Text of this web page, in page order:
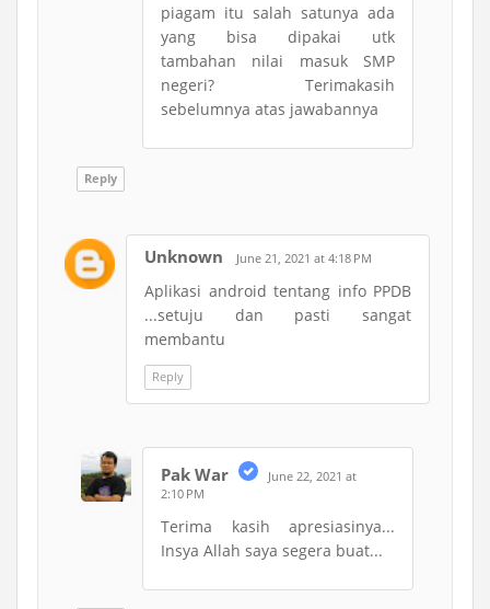
piagam itu salah satunya ada
yang bisa dipakai utk
tambahan nilai masuk SMP
negeri? Terimakasih
sebelumnya atas jawabannya
Reply
Unknown June 21, 2021 at 4:18 PM
Aplikasi android tentang info PPDB
...setuju dan pasti sangat
membantu
Reply
Pak War
June 22, 2021 at
2:10 PM
Terima kasih apresiasinya...
Insya Allah saya segera buat...